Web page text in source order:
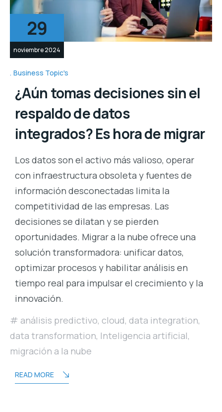
29
noviembre 2024
Business Topic's
¿Aún tomas decisiones sin el
respaldo de datos
integrados? Es hora de migrar
Los datos son el activo más valioso, operar
con infraestructura obsoleta y fuentes de
información desconectadas limita la
competitividad de las empresas. Las
decisiones se dilatan y se pierden
oportunidades. Migrar a la nube ofrece una
solución transformadora: unificar datos,
optimizar procesos y habilitar análisis en
tiempo real para impulsar el crecimiento y la
innovación.
análisis predictivo, cloud, data integration,
data transformation, Inteligencia artificial,
migración a la nube
READ MORE